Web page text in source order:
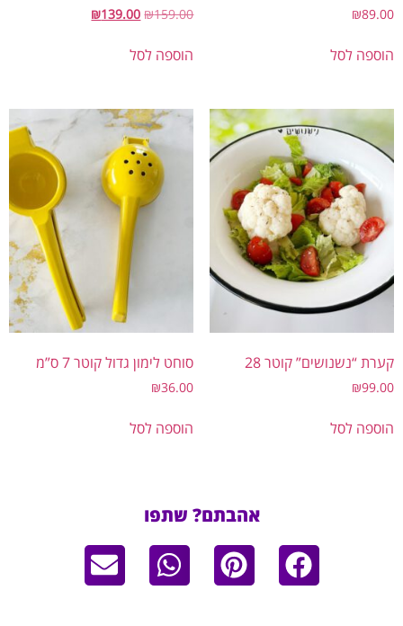
₪
לסל
₪159.00
₪139.00
הוספה לסל
“נשנושים” קוטר 28
₪
לסל
סוחט לימון גדול קוטר 7 ס”מ
₪36.00
הוספה לסל
אהבתם? שתפו